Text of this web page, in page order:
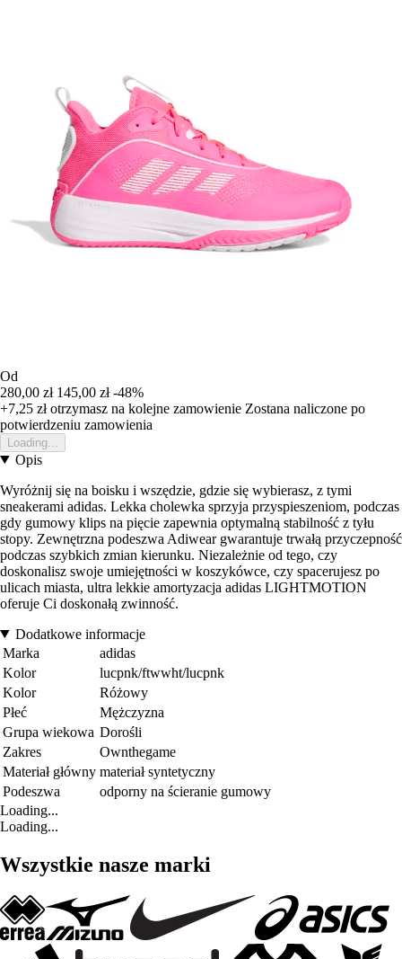
Od
280,00 zł 145,00 zł -48%
+7,25 złotrzymasz na kolejne zamowienie Zostana naliczone po
potwierdzeniu zamowienia
Loading...
Opis
Wyróżnij się na boisku i wszędzie, gdzie się wybierasz, z tymi
sneakerami adidas. Lekka cholewka sprzyja przyspieszeniom, podczas
gdy gumowy klips na pięcie zapewnia optymalną stabilność z tyłu
stopy. Zewnętrzna podeszwa Adiwear gwarantuje trwałą przyczepność
podczas szybkich zmian kierunku. Niezależnie od tego, czy
doskonalisz swoje umiejętności w koszykówce, czy spacerujesz po
ulicach miasta, ultra lekkie amortyzacja adidas LIGHTMOTION
oferuje Ci doskonałą zwinność.
Dodatkowe informacje
Marka
adidas
Kolor
lucpnk/ftwwht/lucpnk
Kolor
Różowy
Płeć
Mężczyzna
Grupa wiekowa Dorośli
Zakres
Ownthegame
Materiał główny materiał syntetyczny
Podeszwa
odporny na ścieranie gumowy
Loading...
Loading...
Wszystkie nasze marki